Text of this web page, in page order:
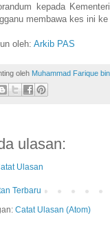
kepada
membawa kes ini ke
oleh: Arkib PAS
oleh Muhammad Farique
ulasan:
Ulasan
Terbaru
Catat Ulasan (Atom)